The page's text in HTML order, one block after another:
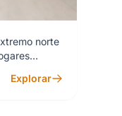
norte
Explorar